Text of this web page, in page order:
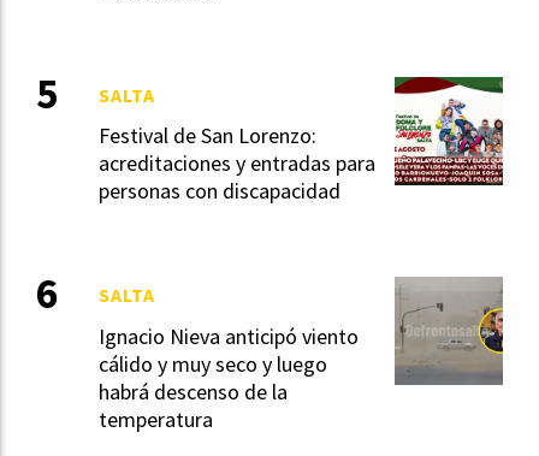
Festival de San Lorenzo:
acreditaciones y entradas para
personas con discapacidad
SALTA
Ignacio Nieva anticipó viento
cálido y muy seco y luego
habrá descenso de la
temperatura
SALTA